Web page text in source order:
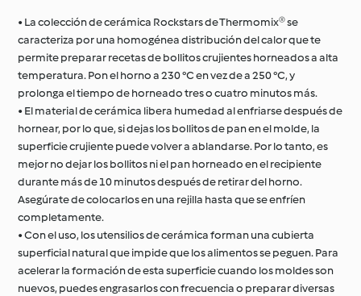
• La colección de cerámica Rockstars de Thermomix® se
caracteriza por una homogénea distribución del calor que te
permite preparar recetas de bollitos crujientes horneados a alta
temperatura. Pon el horno a 230 °C en vez de a 250 °C, y
prolonga el tiempo de horneado tres o cuatro minutos más.
• El material de cerámica libera humedad al enfriarse después de
hornear, por lo que, si dejas los bollitos de pan en el molde, la
superficie crujiente puede volver a ablandarse. Por lo tanto, es
mejor no dejar los bollitos ni el pan horneado en el recipiente
durante más de 10 minutos después de retirar del horno.
Asegúrate de colocarlos en una rejilla hasta que se enfríen
completamente.
• Con el uso, los utensilios de cerámica forman una cubierta
superficial natural que impide que los alimentos se peguen. Para
acelerar la formación de esta superficie cuando los moldes son
nuevos, puedes engrasarlos con frecuencia o preparar diversas